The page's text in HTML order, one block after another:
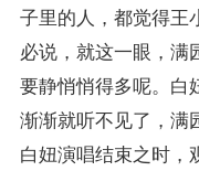
子里的人，都觉得王
必说，就这一眼，满
要静悄悄得多呢。白
渐渐就听不见了，满
白妞演唱结束之时，